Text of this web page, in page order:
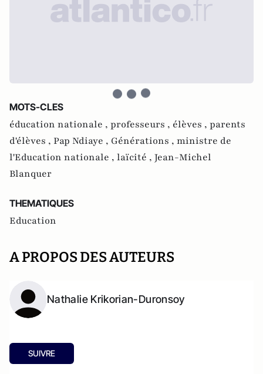
MOTS-CLES
éducation nationale , professeurs , élèves , parents
d'élèves , Pap Ndiaye , Générations , ministre de
l'Education nationale , laïcité , Jean-Michel
Blanquer
THEMATIQUES
Education
A PROPOS DES AUTEURS
Nathalie Krikorian-Duronsoy
SUIVRE